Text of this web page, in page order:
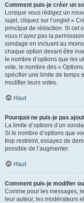
Comment puis-je créer un
Lorsque vous rédigez un
sujet, cliquez sur l’onglet «
principal de rédaction. Si cet
vous n’ayez pas la
sondage en incluant au
chaque option devant être
le nombre d’options que les
vote, le nombre des «
spécifier une limite de temps
modifier leurs votes.
Haut
Pourquoi ne puis-je pas
La limite d’options d’un
Si le nombre d’options que
trop restreint, essayez de
possible de l’augmenter.
Haut
Comment puis-je modifier
Comme pour les messages,
leur auteur, les modérateurs